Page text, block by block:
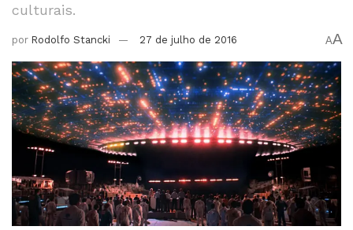
culturais.
por Rodolfo Stancki 27 de julho de 2016 AA